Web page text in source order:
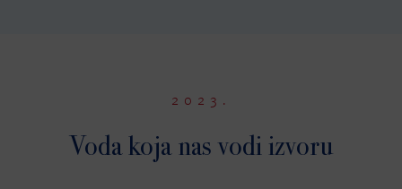
2023.
Voda koja nas vodi izvoru